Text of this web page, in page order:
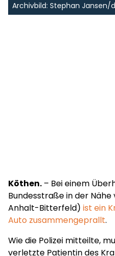
Archivbild: Stephan Jansen/
Köthen. – Bei einem
Bundesstraße in der
Anhalt-Bitterfeld) ist ein
Auto zusammengeprallt.
Wie die Polizei mitteilte,
verletzte Patientin des